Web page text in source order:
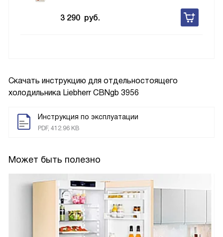
Скачать инструкцию для отдельностоящего
холодильника Liebherr CBNgb 3956
Инструкция по эксплуатации
PDF, 412.96 KB
Может быть полезно
3 290 руб.